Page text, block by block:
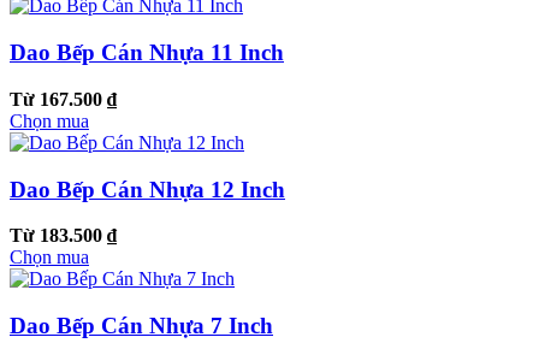
Dao Bếp Cán Nhựa 11 Inch
Từ 167.500 ₫
Chọn mua
Dao Bếp Cán Nhựa 12 Inch
Từ 183.500 ₫
Chọn mua
Dao Bếp Cán Nhựa 7 Inch